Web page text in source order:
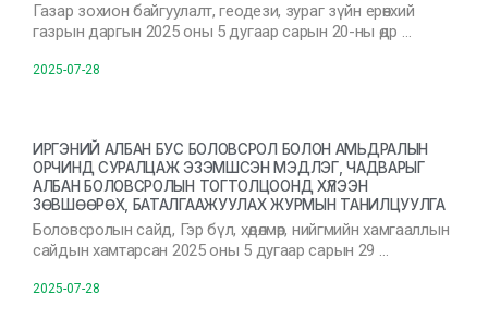
Газар зохион байгуулалт, геодези, зураг зүйн ерөнхий
газрын даргын 2025 оны 5 дугаар сарын 20-ны өдр …
2025-07-28
ИРГЭНИЙ АЛБАН БУС БОЛОВСРОЛ БОЛОН АМЬДРАЛЫН
ОРЧИНД СУРАЛЦАЖ ЭЗЭМШСЭН МЭДЛЭГ, ЧАДВАРЫГ
АЛБАН БОЛОВСРОЛЫН ТОГТОЛЦООНД ХҮЛЭЭН
ЗӨВШӨӨРӨХ, БАТАЛГААЖУУЛАХ ЖУРМЫН ТАНИЛЦУУЛГА
Боловсролын сайд, Гэр бүл, хөдөлмөр, нийгмийн хамгааллын
сайдын хамтарсан 2025 оны 5 дугаар сарын 29 …
2025-07-28